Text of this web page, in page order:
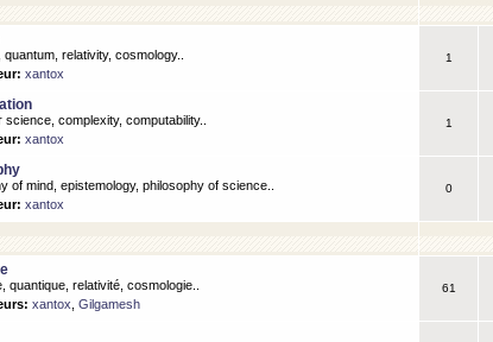
relativity, cosmology..
xantox
1
science, complexity, computability..
xantox
1
of mind, epistemology, philosophy of science..
xantox
0
quantique, relativité, cosmologie..
xantox Gilgamesh
61